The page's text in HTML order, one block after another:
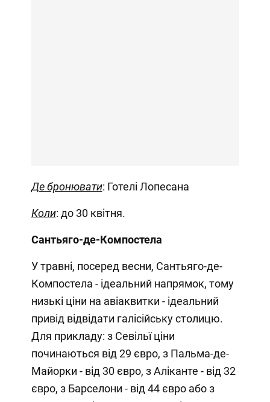
Де бронювати: Готелі Лопесана
Коли: до 30 квітня.
Сантьяго-де-Компостела
У травні, посеред весни, Сантьяго-де-
Компостела - ідеальний напрямок, тому
низькі ціни на авіаквитки - ідеальний
привід відвідати галісійську столицю.
Для прикладу: з Севільї ціни
починаються від 29 євро, з Пальма-де-
Майорки - від 30 євро, з Аліканте - від 32
євро, з Барселони - від 44 євро або з